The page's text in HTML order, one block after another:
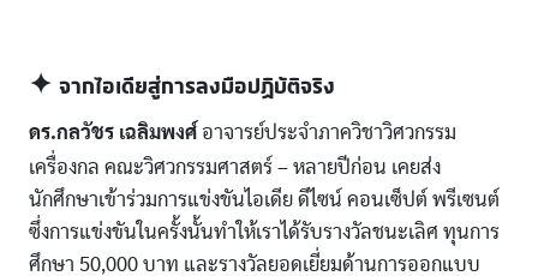
✦ จากไอเดียสู่การลงมือปฏิบัติจริง
ดร.กลวัชร เฉลิมพงศ์ อาจารย์ประจำภาควิชาวิศวกรรม
เครื่องกล คณะวิศวกรรมศาสตร์ – หลายปีก่อน เคยส่ง
นักศึกษาเข้าร่วมการแข่งขันไอเดีย ดีไซน์ คอนเซ็ปต์ พรีเซนต์
ซึ่งการแข่งขันในครั้งนั้นทำให้เราได้รับรางวัลชนะเลิศ ทุนการ
ศึกษา 50,000 บาท และรางวัลยอดเยี่ยมด้านการออกแบบ